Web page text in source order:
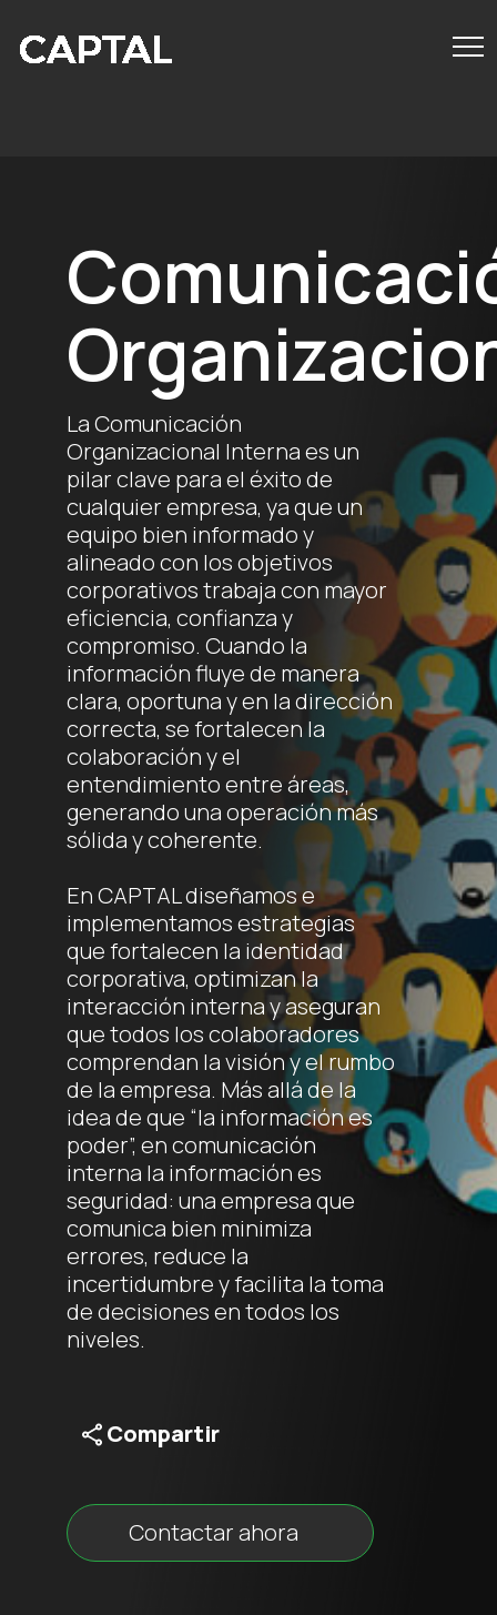
La Comunicación
Organizacional Interna es un
pilar clave para el éxito de
cualquier empresa, ya que un
equipo bien informado y
alineado con los objetivos
corporativos trabaja con mayor
eficiencia, confianza y
compromiso. Cuando la
información fluye de manera
clara, oportuna y en la dirección
correcta, se fortalecen la
colaboración y el
entendimiento entre áreas,
generando una operación más
sólida y coherente.
En CAPTAL diseñamos e
implementamos estrategias
que fortalecen la identidad
corporativa, optimizan la
interacción interna y aseguran
que todos los colaboradores
comprendan la visión y el rumbo
de la empresa. Más allá de la
idea de que “la información es
poder”, en comunicación
interna la información es
seguridad: una empresa que
comunica bien minimiza
errores, reduce la
incertidumbre y facilita la toma
de decisiones en todos los
niveles.
Compartir
Contactar ahora